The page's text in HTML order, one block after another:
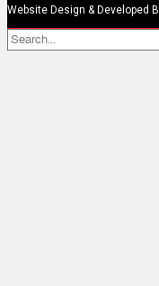
Website Design & Developed